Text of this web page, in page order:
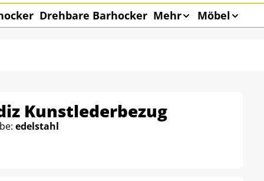
Drehbare Barhocker Mehr Möbel
Kunstlederbezug
edelstahl